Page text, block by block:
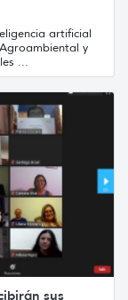
artificial
y
...
sus